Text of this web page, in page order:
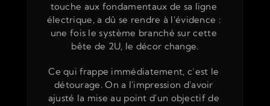
touche aux fondamentaux de sa ligne
électrique, a dû se rendre à l'évidence :
une fois le système branché sur cette
bête de 2U, le décor change.
Ce qui frappe immédiatement, c’est le
détourage. On a l'impression d'avoir
ajusté la mise au point d'un objectif de